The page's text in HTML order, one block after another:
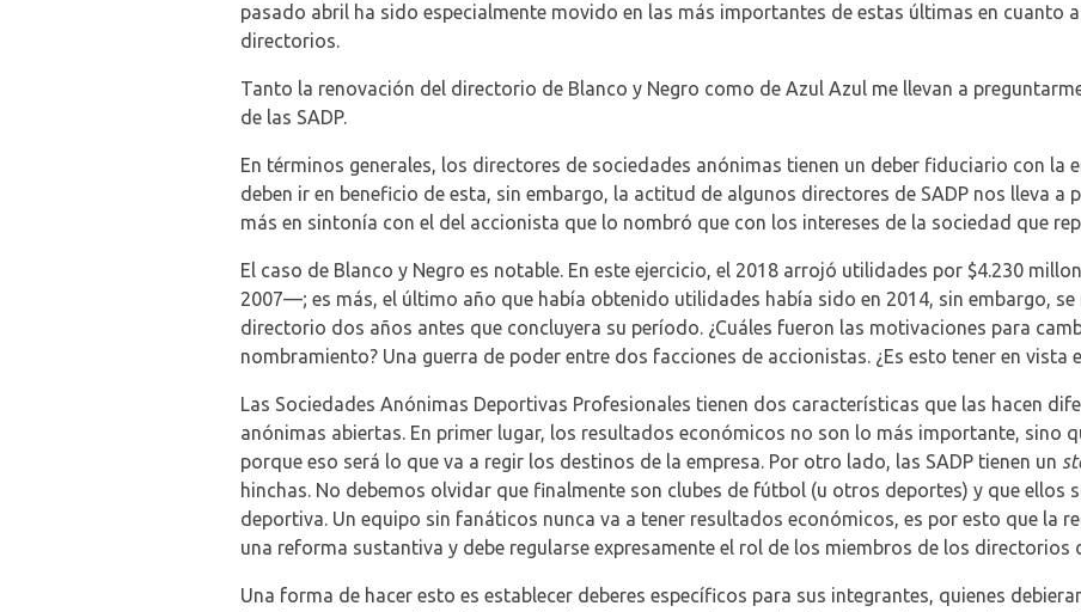
pasado abril ha sido especialmente movido en las más importantes de estas últimas en cuanto
directorios.
Tanto la renovación del directorio de Blanco y Negro como de Azul Azul me llevan a
de las SADP.
En términos generales, los directores de sociedades anónimas tienen un deber fiduciario con la
deben ir en beneficio de esta, sin embargo, la actitud de algunos directores de SADP nos lleva a
más en sintonía con el del accionista que lo nombró que con los intereses de la sociedad que
El caso de Blanco y Negro es notable. En este ejercicio, el 2018 arrojó utilidades por $4.230
2007—; es más, el último año que había obtenido utilidades había sido en 2014, sin embargo,
directorio dos años antes que concluyera su período. ¿Cuáles fueron las motivaciones para
nombramiento? Una guerra de poder entre dos facciones de accionistas. ¿Es esto tener en vista
Las Sociedades Anónimas Deportivas Profesionales tienen dos características que las hacen
anónimas abiertas. En primer lugar, los resultados económicos no son lo más importante, sino
porque eso será lo que va a regir los destinos de la empresa. Por otro lado, las SADP tienen un
hinchas. No debemos olvidar que finalmente son clubes de fútbol (u otros deportes) y que ellos
deportiva. Un equipo sin fanáticos nunca va a tener resultados económicos, es por esto que la
una reforma sustantiva y debe regularse expresamente el rol de los miembros de los directorios
Una forma de hacer esto es establecer deberes específicos para sus integrantes, quienes